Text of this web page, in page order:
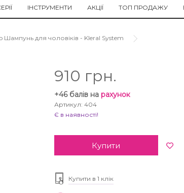
ІНСТРУМЕНТИ АКЦІЇ ТОП ПРОДАЖУ
Шампунь для чоловіків - Kleral System
910 грн.
+46 балів на рахунок
Артикул: 404
Є в наявності!
Купити
Купити в 1 клік